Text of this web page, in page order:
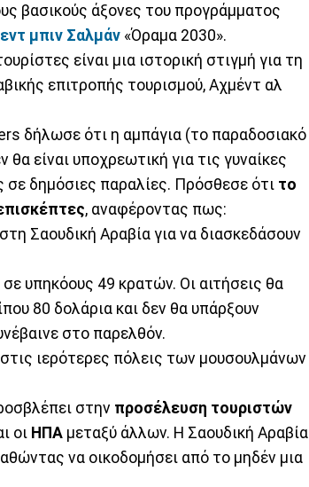
βασικούς άξονες του προγράμματος
μπιν Σαλμάν «Όραμα 2030».
είναι μια ιστορική στιγμή για τη
επιτροπής τουρισμού, Αχμέντ αλ
δήλωσε ότι η αμπάγια (το παραδοσιακό
είναι υποχρεωτική για τις γυναίκες
σε δημόσιες παραλίες. Πρόσθεσε ότι το
, αναφέροντας πως:
Σαουδική Αραβία για να διασκεδάσουν
υπηκόους 49 κρατών. Οι αιτήσεις θα
80 δολάρια και δεν θα υπάρξουν
στο παρελθόν.
ιερότερες πόλεις των μουσουλμάνων
στην προσέλευση τουριστών
οι ΗΠΑ μεταξύ άλλων. Η Σαουδική Αραβία
να οικοδομήσει από το μηδέν μια